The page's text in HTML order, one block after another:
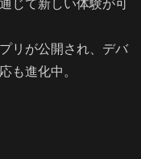
じて新しい体験が可
リが公開され、デバ
も進化中。